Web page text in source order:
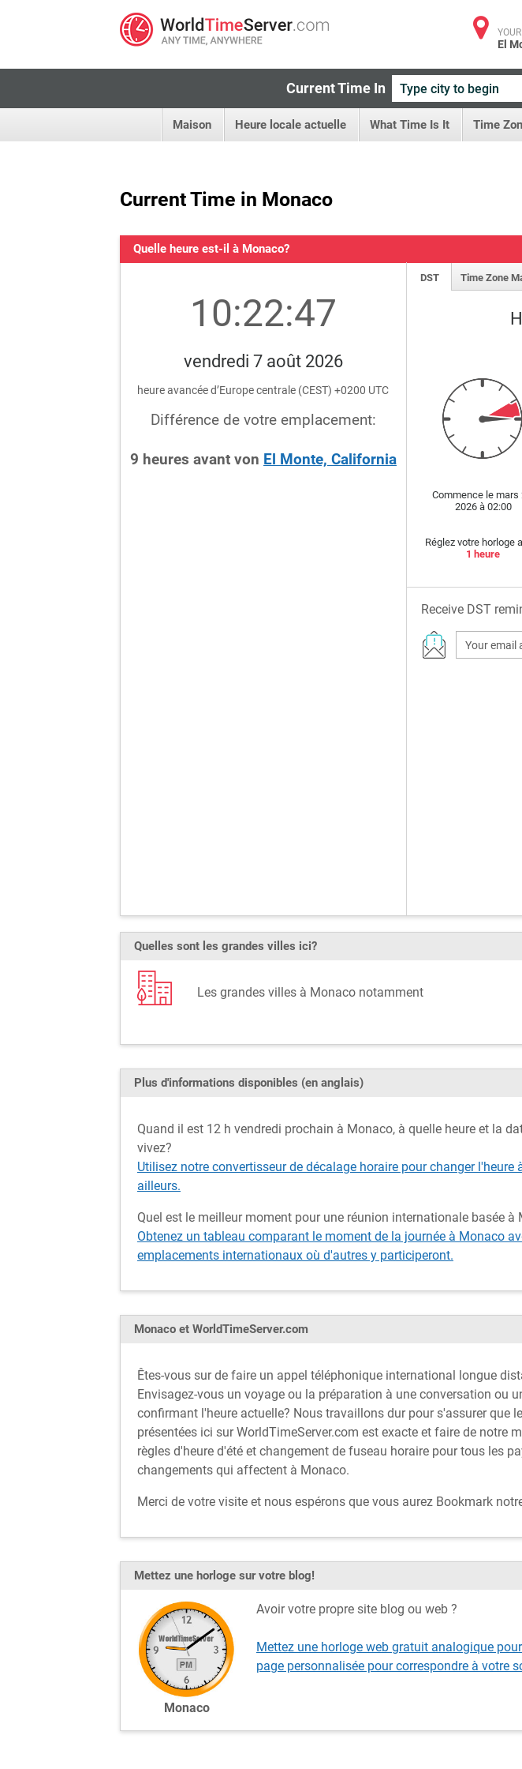
El
Current Time In
Maison Heure locale actuelle What Time Is It Time
Current Time in Monaco
Quelle heure est-il à Monaco?
10:22:48
vendredi 7 août 2026
heure avancée d’Europe centrale (CEST) +0200 UTC
Différence de votre emplacement:
9 heures avant von El Monte, California
DST Time Zone
Commence le mars
2026 à 02:00
Réglez votre horloge
1 heure
Receive DST
Quelles sont les grandes villes ici?
Les grandes villes à Monaco notamment
Plus d'informations disponibles (en anglais)
Quand il est 12 h vendredi prochain à Monaco, à quelle heure et la
vivez?
Utilisez notre convertisseur de décalage horaire pour changer l'heure
ailleurs.
Quel est le meilleur moment pour une réunion internationale basée à
Obtenez un tableau comparant le moment de la journée à Monaco
emplacements internationaux où d'autres y participeront.
Monaco et WorldTimeServer.com
Êtes-vous sur de faire un appel téléphonique international longue
Envisagez-vous un voyage ou la préparation à une conversation ou
confirmant l'heure actuelle? Nous travaillons dur pour s'assurer que
présentées ici sur WorldTimeServer.com est exacte et faire de notre
règles d'heure d'été et changement de fuseau horaire pour tous les
changements qui affectent à Monaco.
Merci de votre visite et nous espérons que vous aurez Bookmark
Mettez une horloge sur votre blog!
Monaco
Avoir votre propre site blog ou web ?
Mettez une horloge web gratuit analogique
page personnalisée pour correspondre à votre